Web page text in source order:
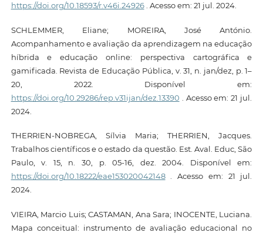
https://doi.org/10.18593/r.v46i.24926. Acesso em: 21 jul. 2024.
SCHLEMMER, Eliane; MOREIRA, José António.
Acompanhamento e avaliação da aprendizagem na educação
híbrida e educação online: perspectiva cartográfica e
gamificada. Revista de Educação Pública, v. 31, n. jan/dez, p. 1–
20, 2022. Disponível em:
https://doi.org/10.29286/rep.v31ijan/dez.13390 . Acesso em: 21 jul.
2024.
THERRIEN-NOBREGA, Sílvia Maria; THERRIEN, Jacques.
Trabalhos científicos e o estado da questão. Est. Aval. Educ, São
Paulo, v. 15, n. 30, p. 05-16, dez. 2004. Disponível em:
https://doi.org/10.18222/eae153020042148. Acesso em: 21 jul.
2024.
VIEIRA, Marcio Luis; CASTAMAN, Ana Sara; INOCENTE, Luciana.
Mapa conceitual: instrumento de avaliação educacional no